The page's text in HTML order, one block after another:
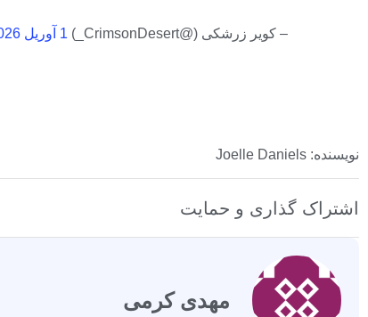
– کویر زرشکی (@CrimsonDesert_) 1 آوریل 2026
نویسنده: Joelle Daniels
اشتراک گذاری و حمایت
مهدی کرمی